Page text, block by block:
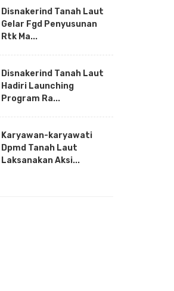
Disnakerind Tanah Laut
Gelar Fgd Penyusunan
Rtk Ma...
Disnakerind Tanah Laut
Hadiri Launching
Program Ra...
Karyawan-karyawati
Dpmd Tanah Laut
Laksanakan Aksi...